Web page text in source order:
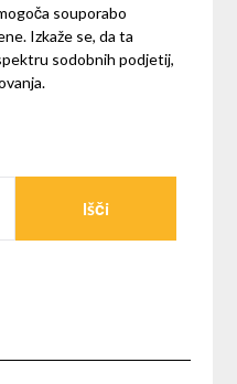
souporabo
Izkaže se, da ta
sodobnih podjetij,